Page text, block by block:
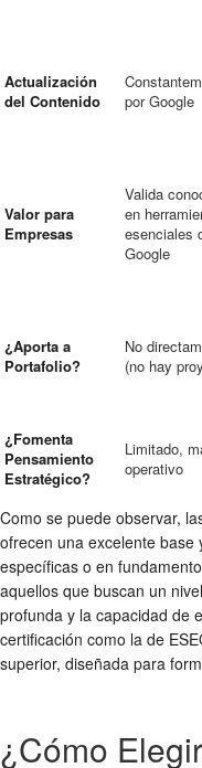
Actualización
del Contenido
por Google
Valor para
Empresas
Valida
en
esenciales
Google
¿Aporta a
Portafolio?
No
(no hay
¿Fomenta
Pensamiento
Estratégico?
Limitado,
operativo
Como se puede observar,
ofrecen una excelente
específicas o en
aquellos que buscan un
profunda y la capacidad de
certificación como la de
superior, diseñada para
¿Cómo